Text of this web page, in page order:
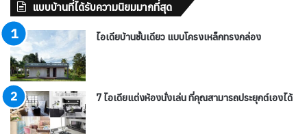
แบบบ้านที่ได้รับความนิยมมากที่สุด
ไอเดียบ้านชั้นเดียว แบบโครงเหล็กทรงกล่อง
7 ไอเดียแต่งห้องนั่งเล่น ที่คุณสามารถประยุกต์เองได้